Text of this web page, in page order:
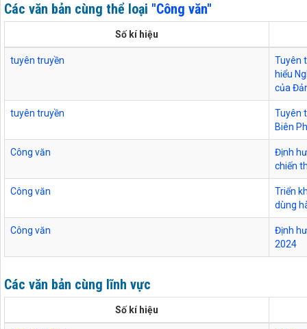
Các văn bản cùng thể loại "Công văn"
Số kí hiệu
tuyên truyền
Tuyên
hiểu
của
tuyên truyền
Tuyên
Biên
Công văn
Định
chiến
Công văn
Triển
dùng
Công văn
Định
2024
Các văn bản cùng lĩnh vực
Số kí hiệu